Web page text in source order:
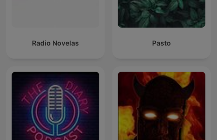
Radio Novelas Pasto